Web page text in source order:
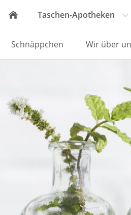
Taschen-Apotheken
Schnäppchen Wir über